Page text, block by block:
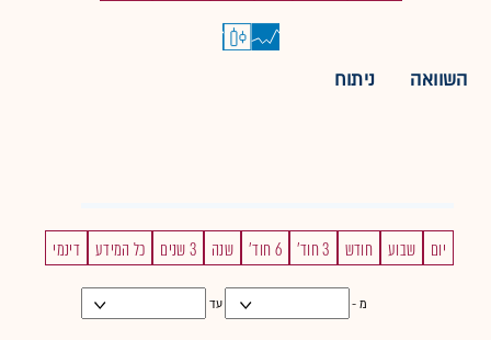
השוואה ניתוח
יום שבוע חודש 3 חוד' 6 חוד' שנה 3 שנים כל המידע דינמי
מ - עד